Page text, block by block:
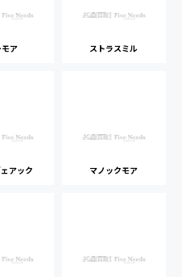
モア ストラスミル
アック マノックモア